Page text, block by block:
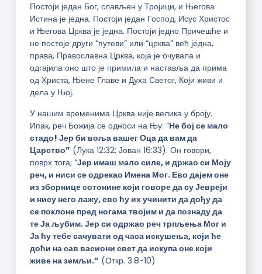
Постоји један Бог, слављен у Тројици, и Његова
Истина је једна. Постоји један Господ, Исус Христос
и Његова Црква је једна. Постоји једно Причешће и
не постоје други “путеви” или “црква” већ једна,
права, Православна Црква, која је очувала и
одгајила оно што је примила и наставља да прима
од Христа, Њене Главе и Духа Светог, Који живи и
дела у Њој.
У нашим временима Црква није велика у броју.
Ипак, реч Божија се односи на Њу: “Не бој се мало
стадо! Јер би воља вашег Оца да вам да
Царство” (Лука 12:32; Јован 16:33). Он говори,
поврх тога; “Јер имаш мало силе, и држао си Моју
реч, и ниси се одрекао Имена Мог. Ево дајем оне
из зборнице сотонине који говоре да су Јевреји
и нису него лажу, ево ћу их учинити да дођу да
се поклоне пред ногама твојим и да познаду да
те Ја љубим. Јер си одржао реч трпљења Мог и
Ја ћу тебе сачувати од часа искушења, који ће
доћи на сав васиони свет да искупа оне који
живе на земљи.” (Откр. 3:8-10)